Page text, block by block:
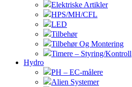
Elektriske Artikler
HPS/MH/CFL
LED
Tilbehør
Tilbehør Og Montering
Timere – Styring/Kontroll
Hydro
PH – EC-målere
Alien Systemer